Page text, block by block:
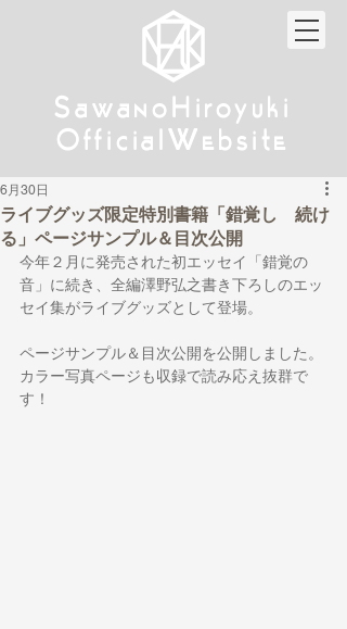
Sa wanoHiroyuki
Official W ebsite
Sa wanoHiroyuki
Official W ebsite
ライブグッズ限定特別書籍「錯覚し 続け
る」ページサンプル＆目次公開
6月30日
今年２月に発売された初エッセイ「錯覚の
音」に続き、全編澤野弘之書き下ろしのエッ
セイ集がライブグッズとして登場。
ページサンプル＆目次公開を公開しました。
カラー写真ページも収録で読み応え抜群で
す！